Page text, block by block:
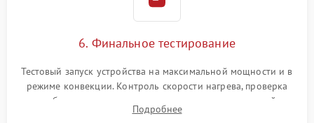
6. Финальное тестирование
Тестовый запуск устройства на максимальной мощности и в
режиме конвекции. Контроль скорости нагрева, проверка
срабатывания термостата при достижении заданной
температуры и тест на отсутствие утечек тока.
Подробнее